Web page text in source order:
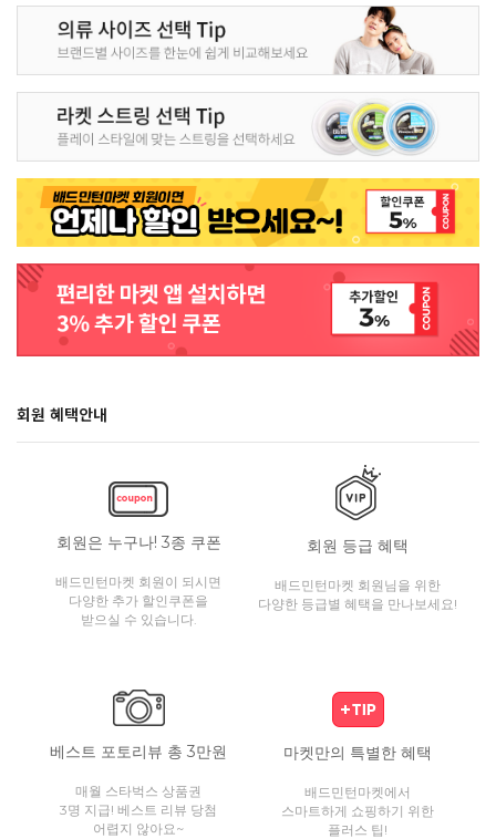
회원 혜택안내
회원은 누구나! 3종 쿠폰
배드민턴마켓 회원이 되시면
다양한 추가 할인쿠폰을
받으실 수 있습니다.
회원 등급 혜택
배드민턴마켓 회원님을 위한
다양한 등급별 혜택을 만나보세요!
베스트 포토리뷰 총 3만원
매월 스타벅스 상품권
3명 지급! 베스트 리뷰 당첨
어렵지 않아요~
마켓만의 특별한 혜택
배드민턴마켓에서
스마트하게 쇼핑하기 위한
플러스 팁!